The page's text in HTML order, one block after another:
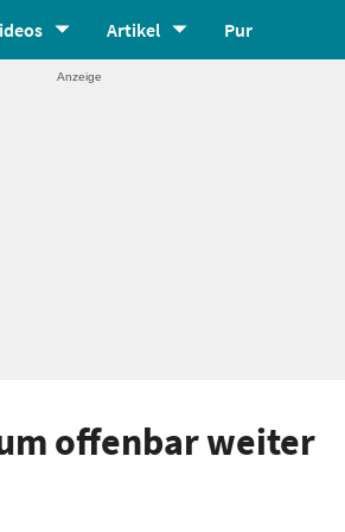
Artikel Pur
offenbar weiter